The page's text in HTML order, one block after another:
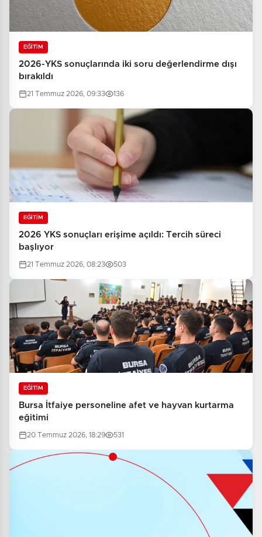
EĞİTİM
2026-YKS sonuçlarında iki soru değerlendirme dışı
bırakıldı
21 Temmuz 2026, 09:33 136
EĞİTİM
2026 YKS sonuçları erişime açıldı: Tercih süreci
başlıyor
21 Temmuz 2026, 08:23 503
EĞİTİM
Bursa İtfaiye personeline afet ve hayvan kurtarma
eğitimi
20 Temmuz 2026, 18:29 531